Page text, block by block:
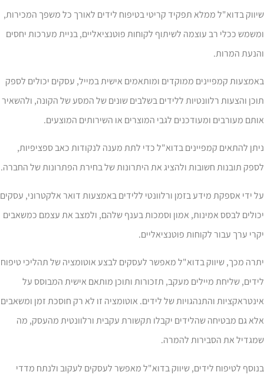
בדוא"ל ממלא תפקיד קריטי בטיפוח לידים לאורך כל משפך המכירות,
ככלי רב עוצמה לשיתוף לקוחות פוטנציאליים, בניית מערכות יחסים
המרות.
קמפיינים ממוקדים ומותאמים אישית במייל, עסקים יכולים לספק
והצעות רלוונטיות ללידים בשלבים שונים של המסע של הקונה, ולהשאיר
מעורבים ומעודכנים לגבי המוצרים או השירותים המוצעים.
להתאים קמפיינים בדוא"ל כדי לתת מענה לנקודות כאב ספציפיות,
תובנות חשובות ולהציג את היתרונות של בחירת הפתרונות של החברה.
ידי אספקת מידע בזמן ורלוונטי ללידים באמצעות דואר אלקטרוני, עסקים
לבסס אמינות, אמון וסמכות בענף שלהם, ולמצב את עצמם כמשאבים
ערך עבור לקוחות פוטנציאליים.
מכך, שיווק בדוא"ל מאפשר לעסקים לבצע אוטומציה של תהליכי טיפוח
שליחת מיילים מעקב, תזכורות ותוכן מותאם אישית המבוסס על
והתנהגויות של לידים. אוטומציה זו לא רק חוסכת זמן ומשאבים
גם מבטיחה שהלידים יקבלו תקשורת עקבית ורלוונטית מהעסק, מה
את הסבירות להמרה.
לטיפוח לידים, שיווק בדוא"ל מאפשר לעסקים לעקוב ולנתח מדדי